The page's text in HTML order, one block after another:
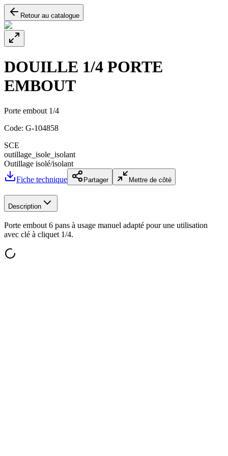
Retour au catalogue
DOUILLE 1/4 PORTE
EMBOUT
Porte embout 1/4
Code: G-104858
SCE
outillage_isole_isolant
Outillage isolé/isolant
Fiche technique
Partager Mettre de côté
Description
Porte embout 6 pans à usage manuel adapté pour une utilisation
avec clé à cliquet 1/4.